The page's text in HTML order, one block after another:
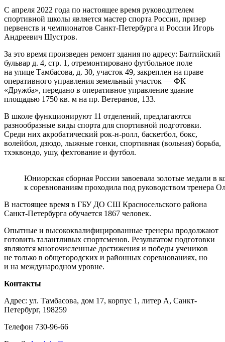
С апреля 2022 года по настоящее время руководителем
спортивной школы является мастер спорта России, призер
первенств и чемпионатов Санкт-Петербурга и России Игорь
Андреевич Шустров.
За это время произведен ремонт здания по адресу: Балтийский
бульвар д. 4, стр. 1, отремонтировано футбольное поле
на улице Тамбасова, д. 30, участок 49, закреплен на праве
оперативного управления земельный участок — ФК
«Дружба», передано в оперативное управление здание
площадью 1750 кв. м на пр. Ветеранов, 133.
В школе функционируют 11 отделений, предлагаются
разнообразные виды спорта для спортивной подготовки.
Среди них акробатический рок-н-ролл, баскетбол, бокс,
волейбол, дзюдо, лыжные гонки, спортивная (вольная) борьба,
тхэквондо, ушу, фехтование и футбол.
Юниорская сборная России завоевала золотые медали
к соревнованиям проходила под руководством
В настоящее время в ГБУ ДО СШ Красносельского района
Санкт-Петербурга обучается 1867 человек.
Опытные и высококвалифицированные тренеры продолжают
готовить талантливых спортсменов. Результатом подготовки
являются многочисленные достижения и победы учеников
не только в общегородских и районных соревнованиях, но
и на международном уровне.
Контакты
Адрес: ул. Тамбасова, дом 17, корпус 1, литер А, Санкт-
Петербург, 198259
Телефон 730-96-66